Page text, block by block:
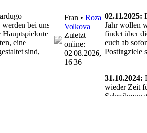
werden bei uns
Hauptspielorte
eine
sind,
Fran • Roza
Volkova
Zuletzt
online:
02.08.2026,
16:36
02.11.2025:
Jahr wollen
findet über
euch ab
Postingziele
31.10.2024:
wieder Zeit